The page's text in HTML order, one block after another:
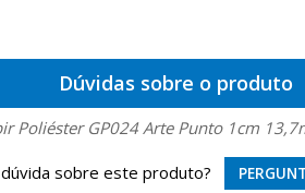
Dúvidas sobre o produto
Poliéster GP024 Arte Punto 1cm
sobre este produto?